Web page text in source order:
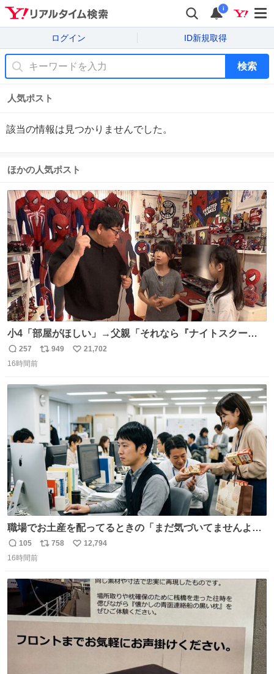
i
ログイン ID新規取得
検索
人気ポスト
該当の情報は見つかりませんでした。
ほかの人気ポスト
小4「部屋がほしい」→父親「それなら『ナイトスクー
プ』に言え！無理やろけどな…」
oricon.co.jp/news/2472553/f… ⠀ 「父の部屋を奪いたい」
に、父が2部屋使い、姉妹は1部屋。文句を言うと「ナイト
スクープに改造してもらえ！無理やろけどな」と
返
信
257
リ
ト
数
949
い
数
21,702
16時間前
職場でお土産を配ってるときの「まだ気づいてませんよ」
的な演技が毎回シンドい。
返
信
105
リ
数
758
い
数
12,794
16時間前